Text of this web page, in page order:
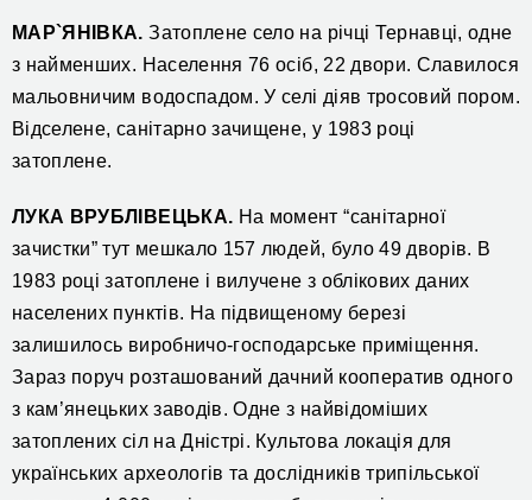
МАР`ЯНІВКА. Затоплене село на річці Тернавці, одне
з найменших. Населення 76 осіб, 22 двори. Славилося
мальовничим водоспадом. У селі діяв тросовий пором.
Відселене, санітарно зачищене, у 1983 році
затоплене.
ЛУКА ВРУБЛІВЕЦЬКА. На момент “санітарної
зачистки” тут мешкало 157 людей, було 49 дворів. В
1983 році затоплене і вилучене з облікових даних
населених пунктів. На підвищеному березі
залишилось виробничо-господарське приміщення.
Зараз поруч розташований дачний кооператив одного
з кам’янецьких заводів. Одне з найвідоміших
затоплених сіл на Дністрі. Культова локація для
українських археологів та дослідників трипільської